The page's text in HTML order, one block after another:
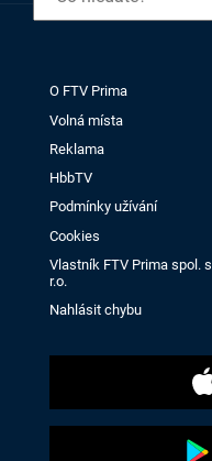
O FTV Prima
Volná místa
Reklama
HbbTV
Podmínky užívání
Cookies
Vlastník FTV Prima spol. s
r.o.
Nahlásit chybu